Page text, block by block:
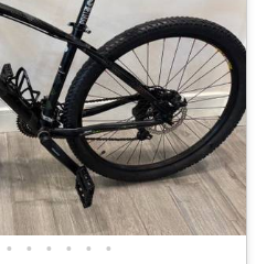
• • • • • •